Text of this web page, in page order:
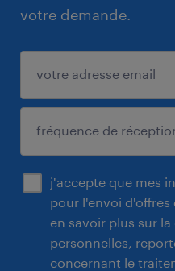
votre demande.
j'accepte que mes
pour l'envoi d'offres
en savoir plus sur
personnelles,
concernant le